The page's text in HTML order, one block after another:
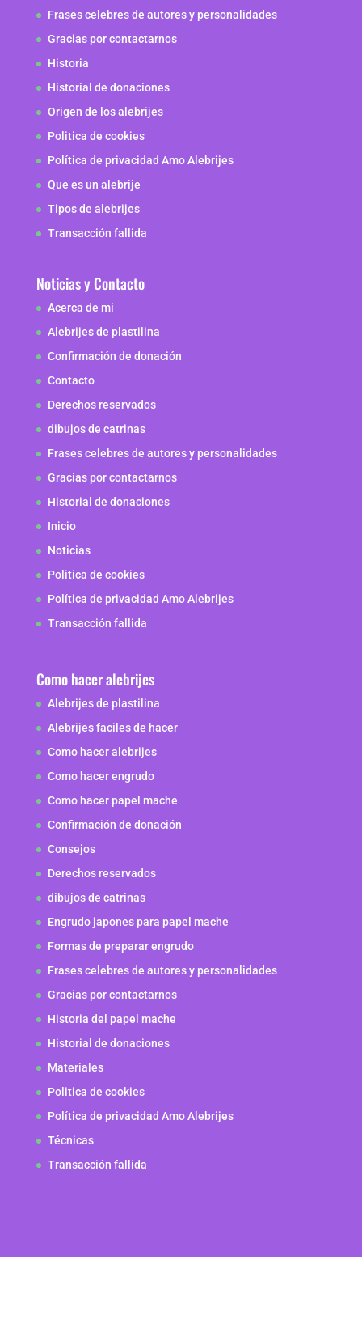
Frases celebres de autores y personalidades
Gracias por contactarnos
Historia
Historial de donaciones
Origen de los alebrijes
Politica de cookies
Política de privacidad Amo Alebrijes
Que es un alebrije
Tipos de alebrijes
Transacción fallida
Noticias y Contacto
Acerca de mi
Alebrijes de plastilina
Confirmación de donación
Contacto
Derechos reservados
dibujos de catrinas
Frases celebres de autores y personalidades
Gracias por contactarnos
Historial de donaciones
Inicio
Noticias
Politica de cookies
Política de privacidad Amo Alebrijes
Transacción fallida
Como hacer alebrijes
Alebrijes de plastilina
Alebrijes faciles de hacer
Como hacer alebrijes
Como hacer engrudo
Como hacer papel mache
Confirmación de donación
Consejos
Derechos reservados
dibujos de catrinas
Engrudo japones para papel mache
Formas de preparar engrudo
Frases celebres de autores y personalidades
Gracias por contactarnos
Historia del papel mache
Historial de donaciones
Materiales
Politica de cookies
Política de privacidad Amo Alebrijes
Técnicas
Transacción fallida